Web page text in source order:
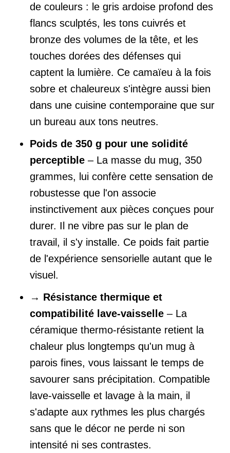
de couleurs : le gris ardoise profond des
flancs sculptés, les tons cuivrés et
bronze des volumes de la tête, et les
touches dorées des défenses qui
captent la lumière. Ce camaïeu à la fois
sobre et chaleureux s'intègre aussi bien
dans une cuisine contemporaine que sur
un bureau aux tons neutres.
Poids de 350 g pour une solidité
perceptible – La masse du mug, 350
grammes, lui confère cette sensation de
robustesse que l'on associe
instinctivement aux pièces conçues pour
durer. Il ne vibre pas sur le plan de
travail, il s'y installe. Ce poids fait partie
de l'expérience sensorielle autant que le
visuel.
→ Résistance thermique et
compatibilité lave-vaisselle – La
céramique thermo-résistante retient la
chaleur plus longtemps qu'un mug à
parois fines, vous laissant le temps de
savourer sans précipitation. Compatible
lave-vaisselle et lavage à la main, il
s'adapte aux rythmes les plus chargés
sans que le décor ne perde ni son
intensité ni ses contrastes.